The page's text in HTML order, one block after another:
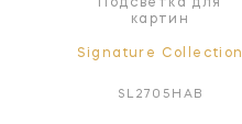
Подсветка для
картин
Signature Collection
SL2705HAB